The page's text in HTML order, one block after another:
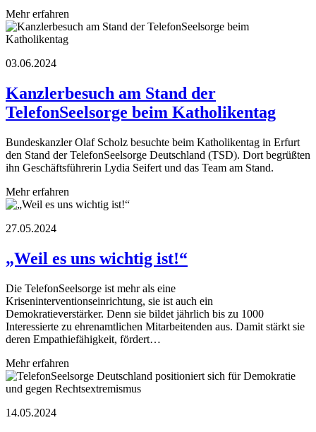
Mehr erfahren
03.06.2024
Kanzlerbesuch am Stand der
TelefonSeelsorge beim Katholikentag
Bundeskanzler Olaf Scholz besuchte beim Katholikentag in Erfurt
den Stand der TelefonSeelsorge Deutschland (TSD). Dort begrüßten
ihn Geschäftsführerin Lydia Seifert und das Team am Stand.
Mehr erfahren
27.05.2024
„Weil es uns wichtig ist!“
Die TelefonSeelsorge ist mehr als eine
Kriseninterventionseinrichtung, sie ist auch ein
Demokratieverstärker. Denn sie bildet jährlich bis zu 1000
Interessierte zu ehrenamtlichen Mitarbeitenden aus. Damit stärkt sie
deren Empathiefähigkeit, fördert…
Mehr erfahren
14.05.2024